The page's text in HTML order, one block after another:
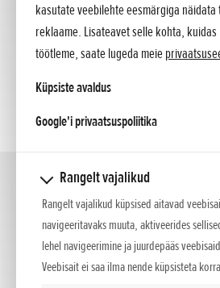
kasutate veebilehte eesmärgiga
reklaame. Lisateavet selle kohta,
töötleme, saate lugeda meie
Küpsiste avaldus
Google'i privaatsuspoliitikaopens in a
Rangelt vajalikud
Rangelt vajalikud küpsised aitavad
navigeeritavaks muuta, aktiveerides
lehel navigeerimine ja juurdepääs
Veebisait ei saa ilma nende küpsisteta
Touring